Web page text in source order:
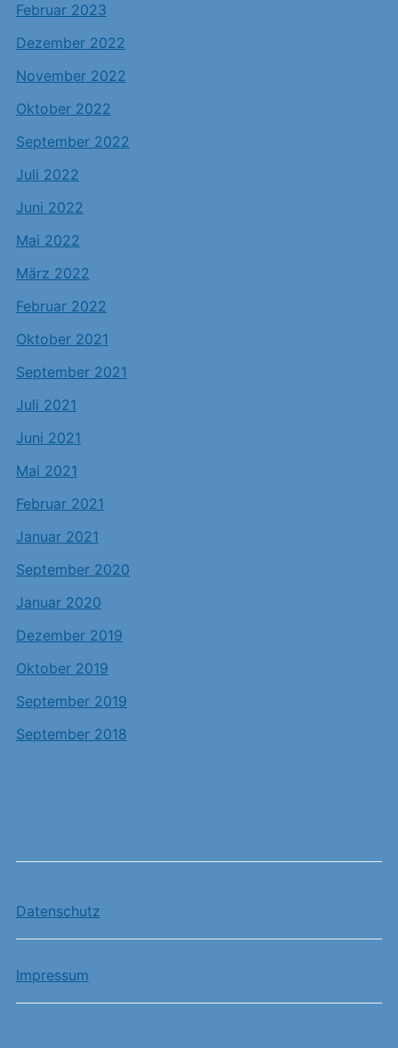
Februar 2023
Dezember 2022
November 2022
Oktober 2022
September 2022
Juli 2022
Juni 2022
Mai 2022
März 2022
Februar 2022
Oktober 2021
September 2021
Juli 2021
Juni 2021
Mai 2021
Februar 2021
Januar 2021
September 2020
Januar 2020
Dezember 2019
Oktober 2019
September 2019
September 2018
Datenschutz
Impressum